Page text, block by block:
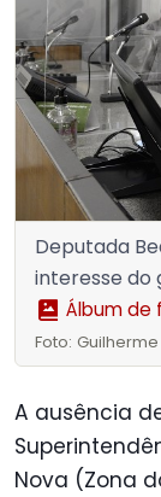
Deputada
interesse do
Álbum de
Foto:
A ausência
Nova (Zona